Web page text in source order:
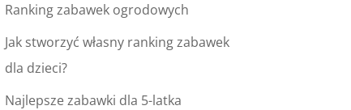
Ranking zabawek ogrodowych
Jak stworzyć własny ranking zabawek
dla dzieci?
Najlepsze zabawki dla 5-latka